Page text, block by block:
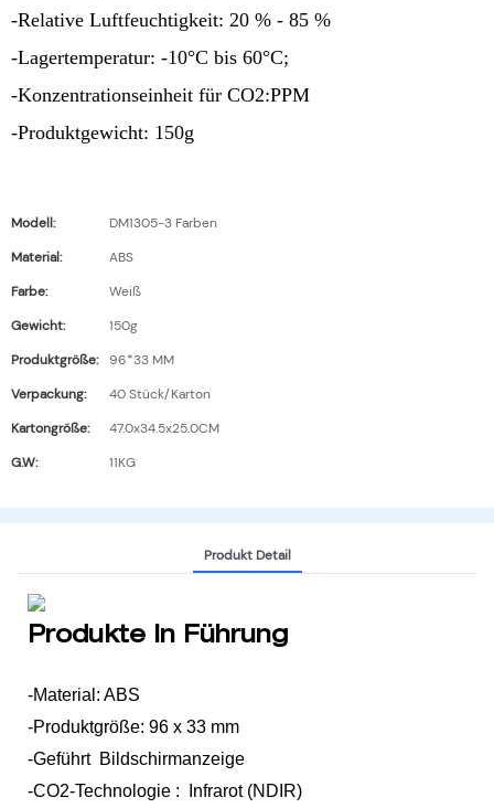
-Relative Luftfeuchtigkeit: 20 % - 85 %
-Lagertemperatur: -10°C bis 60°C;
-Konzentrationseinheit für CO2:PPM
-Produktgewicht: 150g
Modell:
DM1305-3 Farben
Material:
ABS
Farbe:
Weiß
Gewicht:
150g
Produktgröße:
96*33 MM
Verpackung:
40 Stück/Karton
Kartongröße:
47.0x34.5x25.0CM
G.W:
11KG
Produkt Detail
Produkte In Führung
-Material: ABS
-Produktgröße: 96 x 33 mm
-Geführt Bildschirmanzeige
-CO2-Technologie : Infrarot (NDIR)